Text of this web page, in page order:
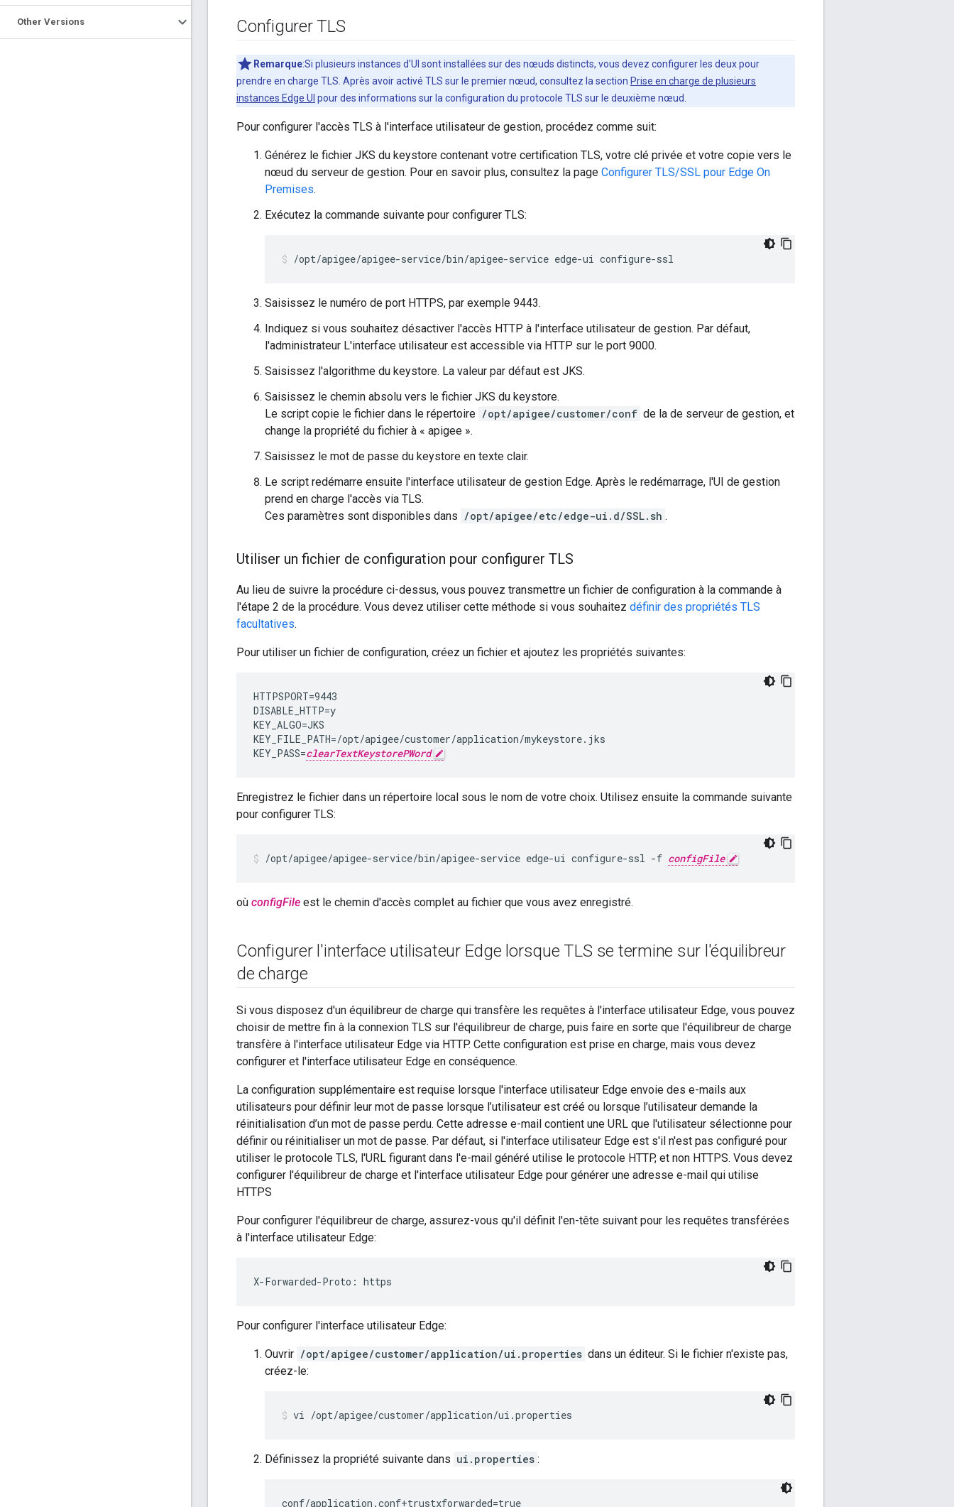
Other Versions Configurer TLS
Remarque:Si plusieurs instances d'UI sont installées sur des nœuds distincts, vous devez configurer les deux pour
prendre en charge TLS. Après avoir activé TLS sur le premier nœud, consultez la section Prise en charge de plusieurs
instances Edge UI pour des informations sur la configuration du protocole TLS sur le deuxième nœud.
Pour configurer l'accès TLS à l'interface utilisateur de gestion, procédez comme suit:
Générez le fichier JKS du keystore contenant votre certification TLS, votre clé privée et votre copie vers le
nœud du serveur de gestion. Pour en savoir plus, consultez la page Configurer TLS/SSL pour Edge On
Premises.
Exécutez la commande suivante pour configurer TLS:
/opt/apigee/apigee-service/bin/apigee-service edge-ui configure-ssl
Saisissez le numéro de port HTTPS, par exemple 9443.
Indiquez si vous souhaitez désactiver l'accès HTTP à l'interface utilisateur de gestion. Par défaut,
l'administrateur L'interface utilisateur est accessible via HTTP sur le port 9000.
Saisissez l'algorithme du keystore. La valeur par défaut est JKS.
Saisissez le chemin absolu vers le fichier JKS du keystore.
Le script copie le fichier dans le répertoire /opt/apigee/customer/conf de la de serveur de gestion, et
change la propriété du fichier à « apigee ».
Saisissez le mot de passe du keystore en texte clair.
Le script redémarre ensuite l'interface utilisateur de gestion Edge. Après le redémarrage, l'UI de gestion
prend en charge l'accès via TLS.
Ces paramètres sont disponibles dans /opt/apigee/etc/edge-ui.d/SSL.sh .
Utiliser un fichier de configuration pour configurer TLS
Au lieu de suivre la procédure ci-dessus, vous pouvez transmettre un fichier de configuration à la commande à
l'étape 2 de la procédure. Vous devez utiliser cette méthode si vous souhaitez définir des propriétés TLS
facultatives.
Pour utiliser un fichier de configuration, créez un fichier et ajoutez les propriétés suivantes:
HTTPSPORT=9443
DISABLE_HTTP=y
KEY_ALGO=JKS
KEY_FILE_PATH=/opt/apigee/customer/application/mykeystore.jks
KEY_PASS=clearTextKeystorePWord
Enregistrez le fichier dans un répertoire local sous le nom de votre choix. Utilisez ensuite la commande suivante
pour configurer TLS:
/opt/apigee/apigee-service/bin/apigee-service edge-ui configure-ssl -f configFile
où configFile est le chemin d'accès complet au fichier que vous avez enregistré.
Configurer l'interface utilisateur Edge lorsque TLS se termine sur l'équilibreur
de charge
Si vous disposez d'un équilibreur de charge qui transfère les requêtes à l'interface utilisateur Edge, vous pouvez
choisir de mettre fin à la connexion TLS sur l'équilibreur de charge, puis faire en sorte que l'équilibreur de charge
transfère à l'interface utilisateur Edge via HTTP. Cette configuration est prise en charge, mais vous devez
configurer et l'interface utilisateur Edge en conséquence.
La configuration supplémentaire est requise lorsque l'interface utilisateur Edge envoie des e-mails aux
utilisateurs pour définir leur mot de passe lorsque l’utilisateur est créé ou lorsque l’utilisateur demande la
réinitialisation d’un mot de passe perdu. Cette adresse e-mail contient une URL que l'utilisateur sélectionne pour
définir ou réinitialiser un mot de passe. Par défaut, si l'interface utilisateur Edge est s'il n'est pas configuré pour
utiliser le protocole TLS, l'URL figurant dans l'e-mail généré utilise le protocole HTTP, et non HTTPS. Vous devez
configurer l'équilibreur de charge et l'interface utilisateur Edge pour générer une adresse e-mail qui utilise
HTTPS
Pour configurer l'équilibreur de charge, assurez-vous qu'il définit l'en-tête suivant pour les requêtes transférées
à l'interface utilisateur Edge:
X-Forwarded-Proto: https
Pour configurer l'interface utilisateur Edge:
Ouvrir /opt/apigee/customer/application/ui.properties dans un éditeur. Si le fichier n'existe pas,
créez-le:
vi /opt/apigee/customer/application/ui.properties
Définissez la propriété suivante dans ui.properties :
conf/application.conf+trustxforwarded=true